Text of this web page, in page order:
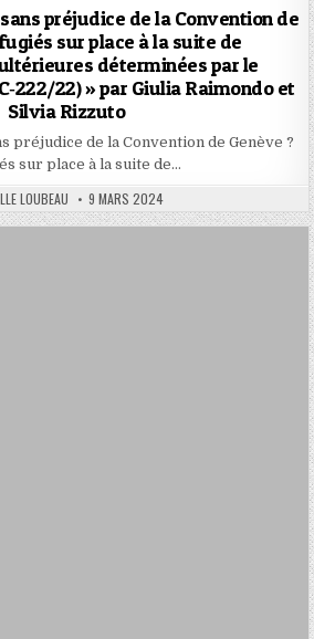
préjudice de la Convention de
sur place à la suite de
déterminées par le
22) » par Giulia Raimondo et
Silvia Rizzuto
préjudice de la Convention de Genève ?
sur place à la suite de…
LOUBEAU PUBLISHED
DATE:
9 MARS 2024